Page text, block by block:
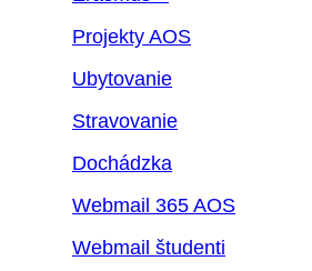
Projekty AOS
Ubytovanie
Stravovanie
Dochádzka
Webmail 365 AOS
Webmail študenti